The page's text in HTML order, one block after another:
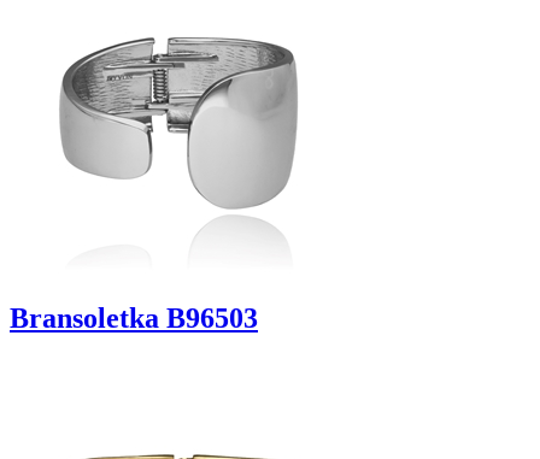
Bransoletka B96503